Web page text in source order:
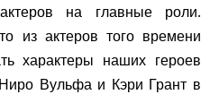
на главные роли.
из актеров того времени
характеры наших героев
Вульфа и Кэри Грант в